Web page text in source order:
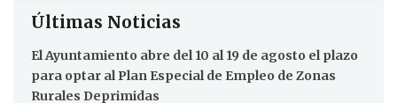
Últimas Noticias
El Ayuntamiento abre del 10 al 19 de agosto el plazo
para optar al Plan Especial de Empleo de Zonas
Rurales Deprimidas